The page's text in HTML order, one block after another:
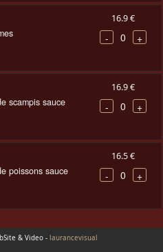
16.9 €
- 0 +
scampis sauce
16.9 €
- 0 +
poissons sauce
16.5 €
- 0 +
& Video - laurancevisual